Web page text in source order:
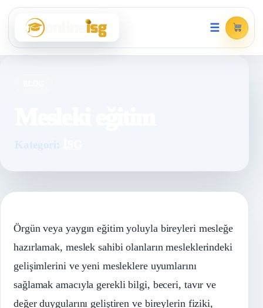
☰
Kategori:
Örgün veya yaygın eğitim yoluyla bireyleri mesleğe
hazırlamak, meslek sahibi olanların mesleklerindeki
gelişimlerini ve yeni mesleklere uyumlarını
sağlamak amacıyla gerekli bilgi, beceri, tavır ve
değer duygularını geliştiren ve bireylerin fiziki,